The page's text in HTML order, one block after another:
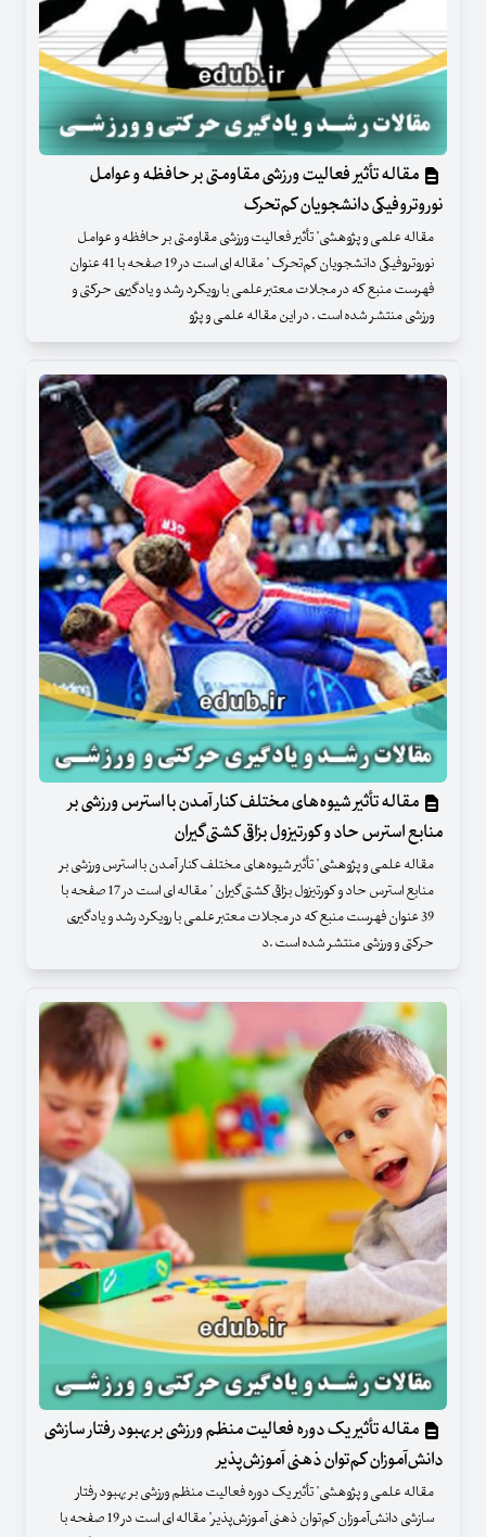
مقاله تأثیر فعالیت ورزشی مقاومتی بر حافظه و عوامل
نوروتروفیکی دانشجویان کم‌تحرک
مقاله علمی و پژوهشی" تأثیر فعالیت ورزشی مقاومتی بر حافظه و عوامل
نوروتروفیکی دانشجویان کم‌تحرک " مقاله ای است در 19 صفحه با 41 عنوان
فهرست منبع که در مجلات معتبر علمی با رویکرد رشد و یادگیری حرکتی و
ورزشی منتشر شده است . در این مقاله علمی و پژو
مقاله تأثیر شیوه‌های مختلف کنار آمدن با استرس ورزشی بر
منابع استرس حاد و کورتیزول بزاقی کشتی‌گیران
مقاله علمی و پژوهشی" تأثیر شیوه‌های مختلف کنار آمدن با استرس ورزشی بر
منابع استرس حاد و کورتیزول بزاقی کشتی‌گیران " مقاله ای است در 17 صفحه با
39 عنوان فهرست منبع که در مجلات معتبر علمی با رویکرد رشد و یادگیری
حرکتی و ورزشی منتشر شده است .د
مقاله تأثیر یک دوره فعالیت منظم ورزشی بر بهبود رفتار سازشی
دانش‌آموزان کم‌توان ذهنی آموزش‌پذیر
مقاله علمی و پژوهشی" تأثیر یک دوره فعالیت منظم ورزشی بر بهبود رفتار
سازشی دانش‌آموزان کم‌توان ذهنی آموزش‌پذیر" مقاله ای است در 19 صفحه با